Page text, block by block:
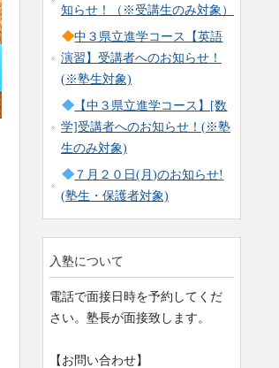
知らせ！（※受講生のみ対象）
中３県立進学コース【英語
演習】受講者へのお知らせ！
(※塾生対象)
【中３県立進学コース】[数
学]受講者へのお知らせ！(※塾
生のみ対象)
７月２０日(月)のお知らせ!
(塾生・保護者対象)
入塾について
電話で面接日時を予約してくだ
さい。塾長が面接致します。
【お問い合わせ】